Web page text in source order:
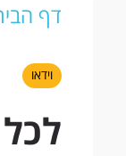
דף
וידאו